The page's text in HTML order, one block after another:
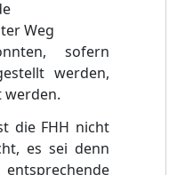
Weg
sofern
werden,
werden.
die FHH nicht
es sei denn